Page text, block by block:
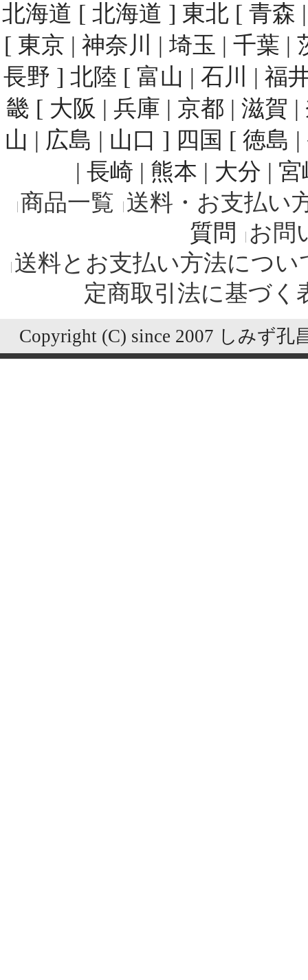
北海道 [ 北海道 ] 東北 [ 青森
[ 東京 | 神奈川 | 埼玉 | 千葉 |
長野 ] 北陸 [ 富山 | 石川 | 福
畿 [ 大阪 | 兵庫 | 京都 | 滋賀
山 | 広島 | 山口 ] 四国 [ 徳島
| 長崎 | 熊本 | 大分 |
商品一覧 送料・お支払い
質問
お問
送料とお支払い方法につい
定商取引法に基づく
Copyright (C) since 2007 しみず